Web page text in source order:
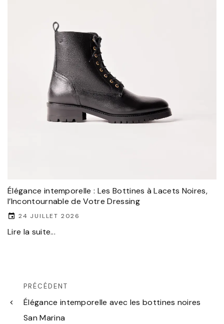
Élégance intemporelle : Les Bottines à Lacets Noires,
l’Incontournable de Votre Dressing
24 JUILLET 2026
Lire la suite...
PRÉCÉDENT
Élégance intemporelle avec les bottines noires
San Marina